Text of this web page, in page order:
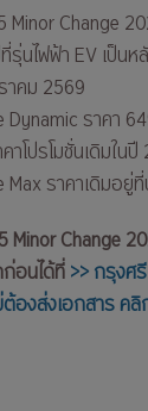
Minor Change
ที่รุ่นไฟฟ้า EV เป็น
คม 2569
ราคา
าโปรโมชั่นเดิมใน
ราคาเดิมอยู่
Minor Change
อนได้ที่>> กรุงศ
ต้องส่งเอกสาร ค